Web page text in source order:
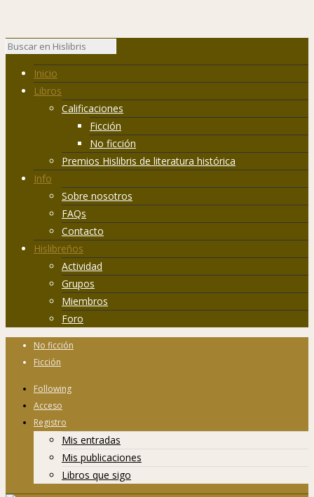
Inicio
Libros
Calificaciones
Ficción
No ficción
Premios Hislibris de literatura histórica
Info
Sobre nosotros
FAQs
Contacto
Hislibreños
Actividad
Grupos
Miembros
Foro
No ficción
Ficción
Following
Acceso
Registro
Mis entradas
Mis publicaciones
Libros que sigo